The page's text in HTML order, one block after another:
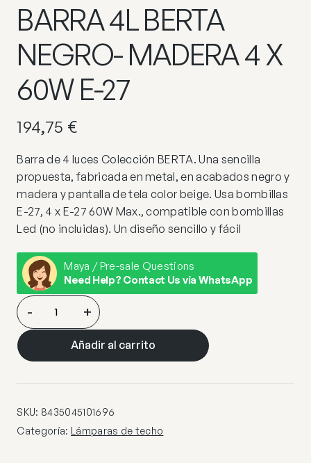
BARRA 4L BERTA
NEGRO- MADERA 4 X
60W E-27
194,75 €
Barra de 4 luces Colección BERTA. Una sencilla
propuesta, fabricada en metal, en acabados negro y
madera y pantalla de tela color beige. Usa bombillas
E-27, 4 x E-27 60W Max., compatible con bombillas
Led (no incluidas). Un diseño sencillo y fácil
Maya / Pre-sale Questions
Need Help? Contact Us via WhatsApp
BARRA
4L
BERTA
NEGRO-
X
60W
- +
Añadir al carrito
SKU: 8435045101696
Categoría: Lámparas de techo